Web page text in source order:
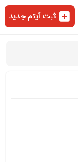
ثبت آیتم جدید